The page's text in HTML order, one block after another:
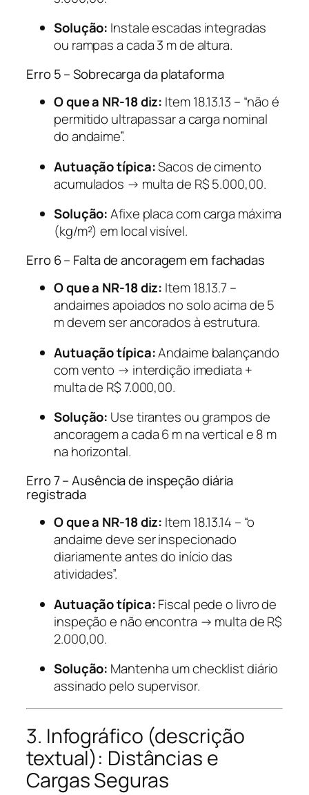
Solução: Instale escadas integradas
ou rampas a cada 3 m de altura.
Erro 5 – Sobrecarga da plataforma
O que a NR-18 diz: Item 18.13.13 – “não é
permitido ultrapassar a carga nominal
do andaime”.
Autuação típica:Sacos de cimento
acumulados → multa de R$ 5.000,00.
Solução:Afixe placa com carga máxima
(kg/m²) em local visível.
Erro 6 – Falta de ancoragem em fachadas
O que a NR-18 diz: Item 18.13.7 –
andaimes apoiados no solo acima de 5
m devem ser ancorados à estrutura.
Autuação típica:Andaime balançando
com vento → interdição imediata +
multa de R$ 7.000,00.
Solução: Use tirantes ou grampos de
ancoragem a cada 6 m na vertical e 8 m
na horizontal.
Erro 7 – Ausência de inspeção diária
registrada
O que a NR-18 diz: Item 18.13.14 – “o
andaime deve ser inspecionado
diariamente antes do início das
atividades”.
Autuação típica:Fiscal pede o livro de
inspeção e não encontra → multa de R$
2.000,00.
Solução: Mantenha um checklist diário
assinado pelo supervisor.
3. Infográfico (descrição
textual): Distâncias e
Cargas Seguras